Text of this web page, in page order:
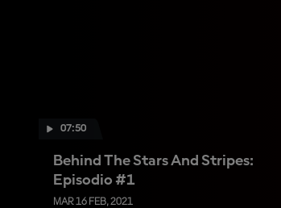
07:50
Behind The Stars And Stripes:
Episodio #1
MAR 16 FEB, 2021